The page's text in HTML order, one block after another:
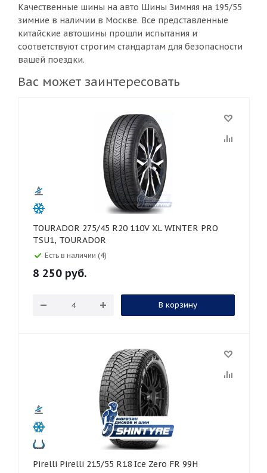
Качественные шины на авто Шины Зимняя на 195/55
зимние в наличии в Москве. Все представленные
китайские автошины прошли испытания и
соответствуют строгим стандартам для безопасности
вашей поездки.
Вас может заинтересовать
TOURADOR 275/45 R20 110V XL WINTER PRO
TSU1, TOURADOR
Есть в наличии (4)
8 250 руб.
В корзину
Pirelli Pirelli 215/55 R18 Ice Zero FR 99H